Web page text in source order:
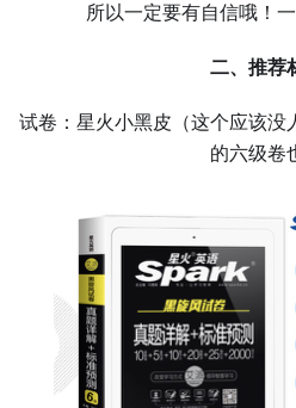
所以一定要有自信哦！
二、推荐
试卷：星火小黑皮（这个应该没
的六级卷